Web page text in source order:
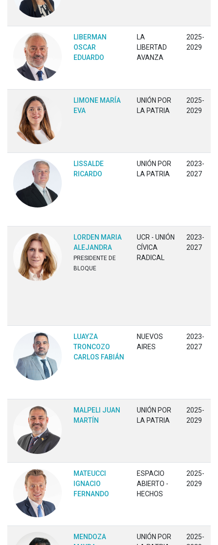
LIBERMAN
OSCAR
EDUARDO
LA
LIBERTAD
AVANZA
2025-
2029
LIMONE MARÍA
EVA
UNIÓN POR
LA PATRIA
2025-
2029
LISSALDE
RICARDO
UNIÓN POR
LA PATRIA
2023-
2027
LORDEN MARIA
ALEJANDRA
PRESIDENTE DE
BLOQUE
UCR - UNIÓN
CÍVICA
RADICAL
2023-
2027
LUAYZA
TRONCOZO
CARLOS FABIÁN
NUEVOS
AIRES
2023-
2027
MALPELI JUAN
MARTÍN
UNIÓN POR
LA PATRIA
2025-
2029
MATEUCCI
IGNACIO
FERNANDO
ESPACIO
ABIERTO -
HECHOS
2025-
2029
MENDOZA
UNIÓN POR
2025-